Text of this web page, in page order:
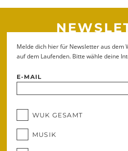
Melde dich hier für Newsletter aus dem
auf dem Laufenden. Bitte wähle deine
E-MAIL
WUK GESAMT
MUSIK